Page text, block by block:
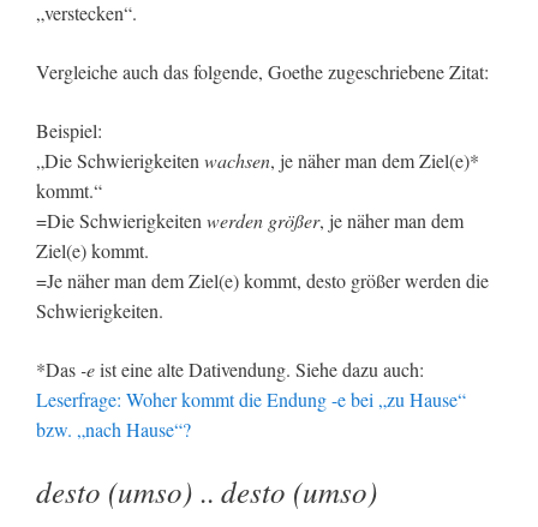
„verstecken“.
Vergleiche auch das folgende, Goethe zugeschriebene Zitat:
Beispiel:
„Die Schwierigkeiten wachsen, je näher man dem Ziel(e)*
kommt.“
=Die Schwierigkeiten werden größer, je näher man dem
Ziel(e) kommt.
=Je näher man dem Ziel(e) kommt, desto größer werden die
Schwierigkeiten.
*Das -eist eine alte Dativendung. Siehe dazu auch:
Leserfrage: Woher kommt die Endung -e bei „zu Hause“
bzw. „nach Hause“?
desto (umso) .. desto (umso)